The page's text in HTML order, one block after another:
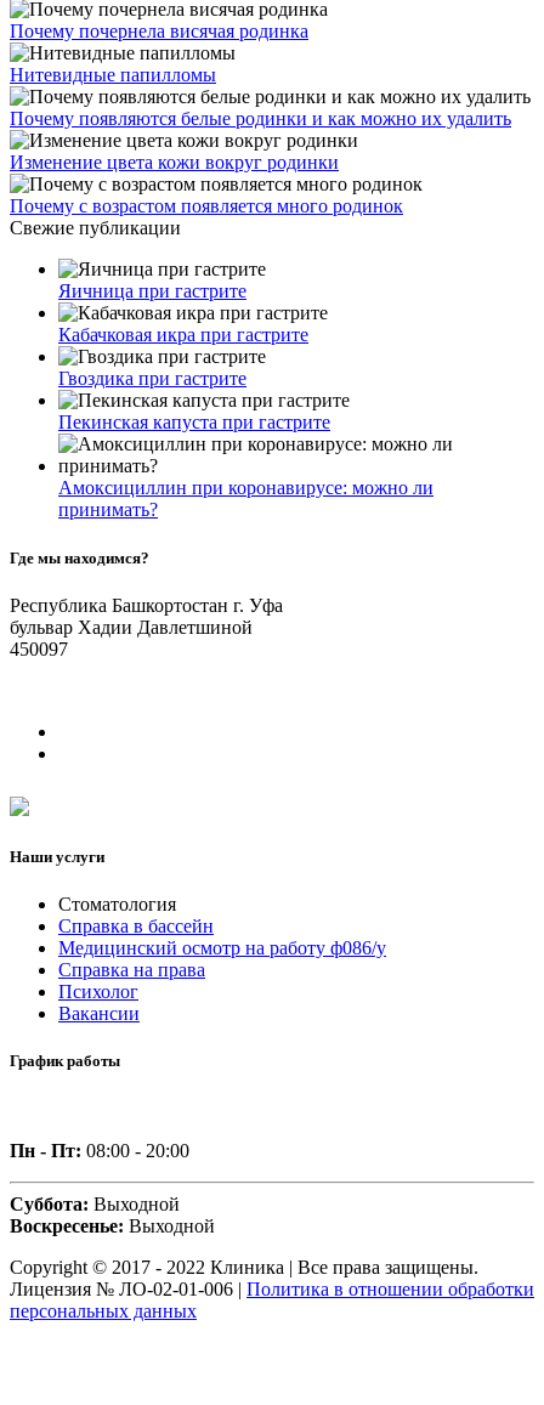
Почему почернела висячая родинка
Нитевидные папилломы
Почему появляются белые родинки и как можно их удалить
Изменение цвета кожи вокруг родинки
Почему с возрастом появляется много родинок
Свежие публикации
Яичница при гастрите
Кабачковая икра при гастрите
Гвоздика при гастрите
Пекинская капуста при гастрите
Амоксициллин при коронавирусе: можно ли
принимать?
Где мы находимся?
Республика Башкортостан г. Уфа
бульвар Хадии Давлетшиной
450097
Наши услуги
Стоматология
Справка в бассейн
Медицинский осмотр на работу ф086/у
Справка на права
Психолог
Вакансии
График работы
Пн - Пт: 08:00 - 20:00
Суббота: Выходной
Воскресенье: Выходной
Copyright © 2017 - 2022 Клиника | Все права защищены.
Лицензия № ЛО-02-01-006 | Политика в отношении обработки
персональных данных